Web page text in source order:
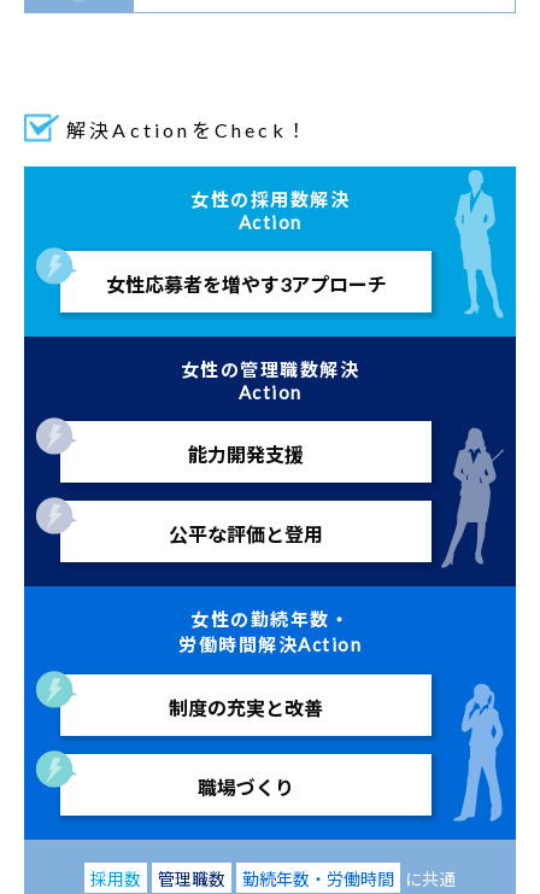
解決ActionをCheck！
女性の採用数解決
Action
女性応募者を増やす3アプローチ
女性の管理職数解決
Action
能力開発支援
公平な評価と登用
女性の勤続年数・
労働時間解決Action
制度の充実と改善
職場づくり
採用数 管理職数 勤続年数・労働時間 に共通